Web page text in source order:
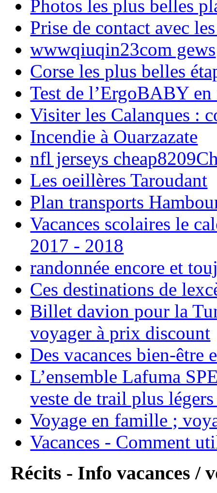
Photos les plus belles
Prise de contact avec
wwwqiuqin23com gews
Corse les plus belles
Test de l’ErgoBABY en
Visiter les Calanques :
Incendie à Ouarzazate
nfl jerseys
Les oeillères Taroudant
Plan transports
Vacances scolaires le
2017 - 2018
randonnée encore et
Ces destinations de
Billet davion pour la
voyager à prix discount
Des vacances bien-être
L’ensemble Lafuma
veste de trail plus
Voyage en famille ;
Vacances - Comment
Récits - Info vacances /